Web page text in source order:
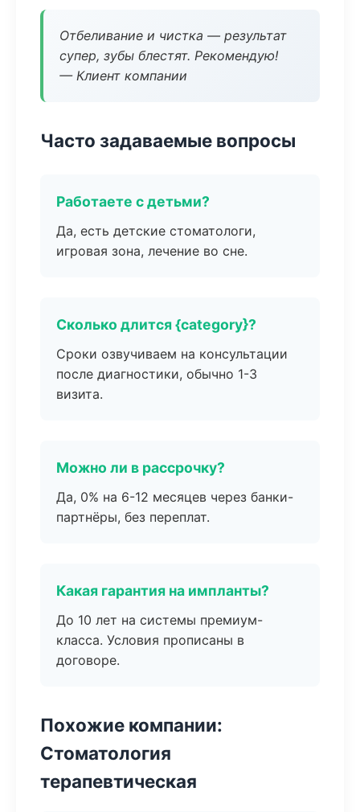
Отбеливание и чистка — результат
супер, зубы блестят. Рекомендую!
— Клиент компании
Часто задаваемые вопросы
Работаете с детьми?
Да, есть детские стоматологи,
игровая зона, лечение во сне.
Сколько длится {category}?
Сроки озвучиваем на консультации
после диагностики, обычно 1-3
визита.
Можно ли в рассрочку?
Да, 0% на 6-12 месяцев через банки-
партнёры, без переплат.
Какая гарантия на импланты?
До 10 лет на системы премиум-
класса. Условия прописаны в
договоре.
Похожие компании:
Стоматология
терапевтическая